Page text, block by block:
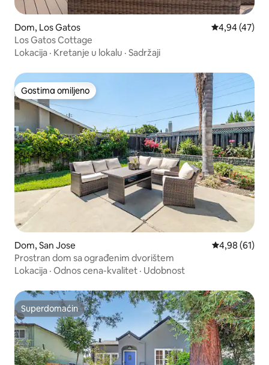
Dom, Los Gatos Prosečna
4,94 (47)
Los Gatos Cottage
Lokacija · Kretanje u lokalu · Sadržaji
Gostima omiljeno
Gostima omiljeno
Dom, San Jose Prosečna
4,98 (61)
Prostran dom sa ograđenim dvorištem
Lokacija · Odnos cena-kvalitet · Udobnost
Superdomaćin
Superdomaćin